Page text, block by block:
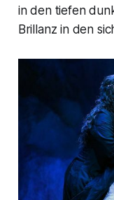
in den tiefen
Brillanz in den